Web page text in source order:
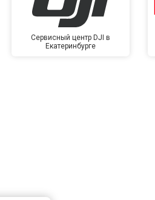
Сервисный центр DJI в
Екатеринбурге